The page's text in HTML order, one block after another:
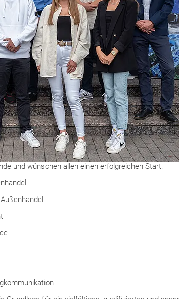
und wünschen allen einen erfolgreichen Start: